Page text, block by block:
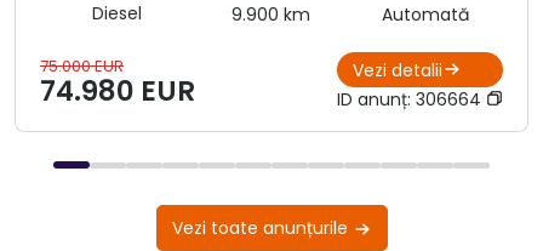
Diesel 9.900 km Automată
75.000 EUR
74.980 EUR
Vezi detalii
ID anunț: 306664
Vezi toate anunțurile